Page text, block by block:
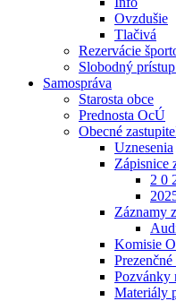
Ovzdušie
Tlačivá
Rezervácie
Slobodný
Samospráva
Starosta obce
Prednosta OcÚ
Obecné
Uznesenia
Zápisnice
2 0
Záznamy
Komisie
Pozvánky
Materiály